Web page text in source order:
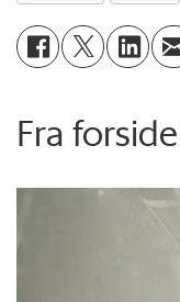
Fra